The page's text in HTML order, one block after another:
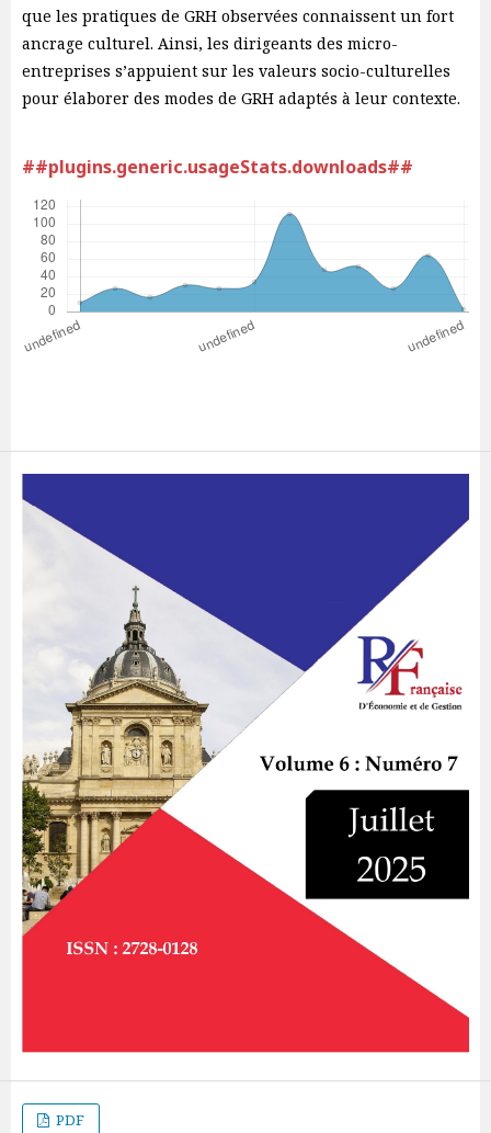
que les pratiques de GRH observées connaissent un fort
ancrage culturel. Ainsi, les dirigeants des micro-
entreprises s’appuient sur les valeurs socio-culturelles
pour élaborer des modes de GRH adaptés à leur contexte.
##plugins.generic.usageStats.downloads##
PDF